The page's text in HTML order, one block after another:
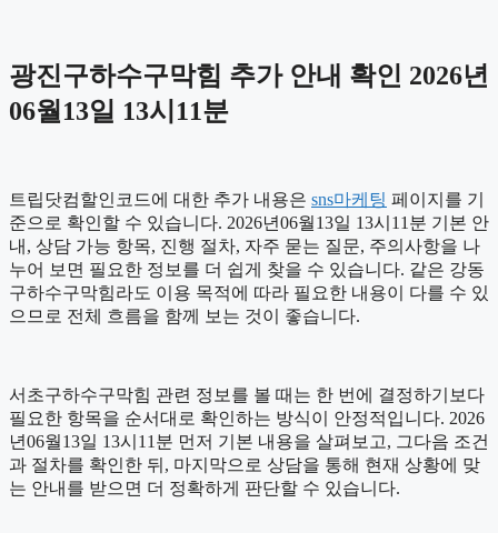
광진구하수구막힘 추가 안내 확인 2026년
06월13일 13시11분
트립닷컴할인코드에 대한 추가 내용은 sns마케팅 페이지를 기
준으로 확인할 수 있습니다. 2026년06월13일 13시11분 기본 안
내, 상담 가능 항목, 진행 절차, 자주 묻는 질문, 주의사항을 나
누어 보면 필요한 정보를 더 쉽게 찾을 수 있습니다. 같은 강동
구하수구막힘라도 이용 목적에 따라 필요한 내용이 다를 수 있
으므로 전체 흐름을 함께 보는 것이 좋습니다.
서초구하수구막힘 관련 정보를 볼 때는 한 번에 결정하기보다
필요한 항목을 순서대로 확인하는 방식이 안정적입니다. 2026
년06월13일 13시11분 먼저 기본 내용을 살펴보고, 그다음 조건
과 절차를 확인한 뒤, 마지막으로 상담을 통해 현재 상황에 맞
는 안내를 받으면 더 정확하게 판단할 수 있습니다.